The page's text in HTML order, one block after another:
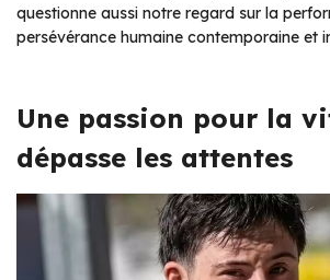
questionne aussi notre regard sur la
persévérance humaine contemporaine et
Une passion pour la
dépasse les attentes